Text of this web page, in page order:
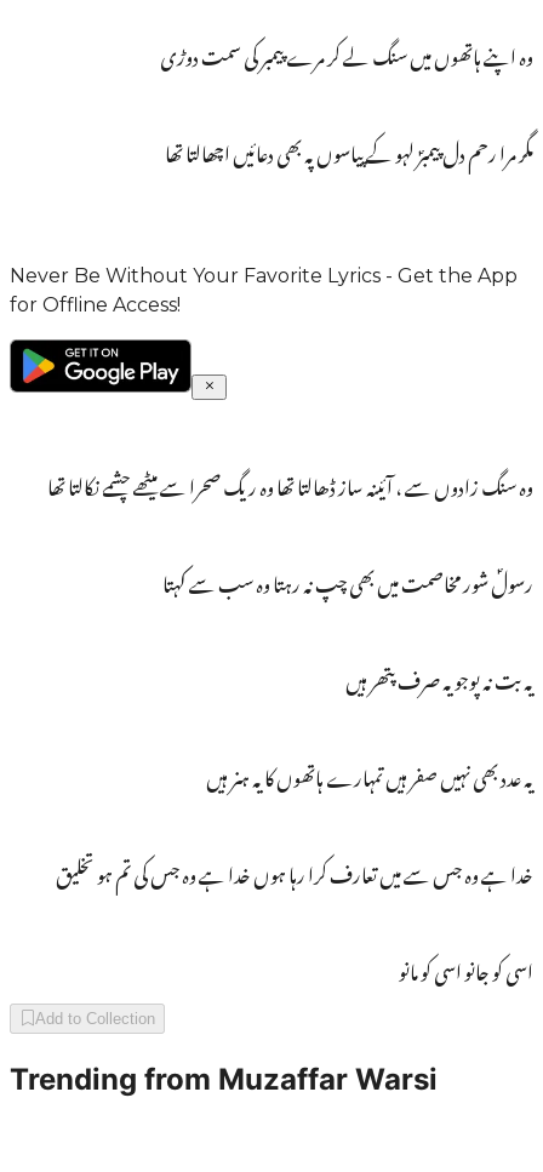
وہ اپنے ہاتھوں میں سنگ لے کر مرے پیمبر کی سمت دوڑی
مگر مرا رحم دل پیمبرؐ لہو کے پیاسوں پہ بھی دعائیں اچھالتا تھا
Never Be Without Your Favorite Lyrics - Get the App
for Offline Access!
وہ سنگ زادوں سے ، آئینہ ساز ڈھالتا تھا وہ ریگ صحرا سے میٹھے چشمے نکالتا تھا
رسولؐ شور مخاصمت میں بھی چپ نہ رہتا وہ سب سے کہتا
یہ بت نہ پوجو یہ صرف پتھر ہیں
یہ عدد بھی نہیں صفر ہیں تمہارے ہاتھوں کا یہ ہنر ہیں
خدا ہے وہ جس سے میں تعارف کرا رہا ہوں خدا ہے وہ جس کی تم ہو تخلیق
اسی کو جانو اسی کو مانو
Add to Collection
Trending from Muzaffar Warsi